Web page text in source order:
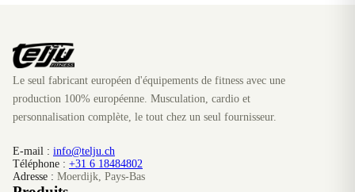
Le seul fabricant européen d'équipements de fitness avec une
production 100% européenne. Musculation, cardio et
personnalisation complète, le tout chez un seul fournisseur.
E-mail : info@telju.ch
Téléphone : +31 6 18484802
Adresse : Moerdijk, Pays-Bas